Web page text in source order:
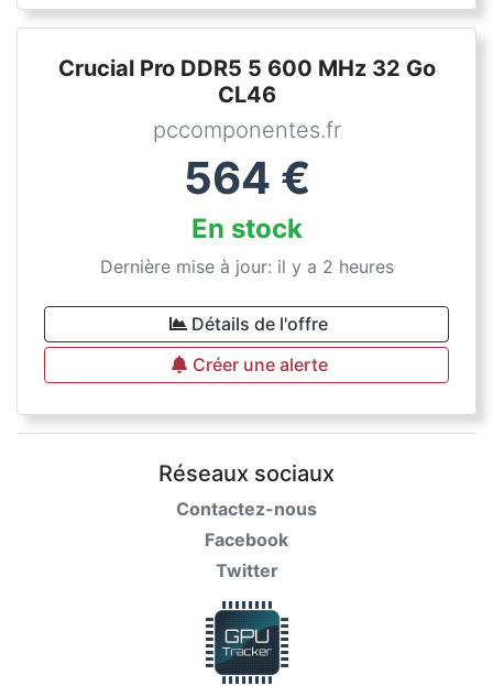
Crucial Pro DDR5 5 600 MHz 32 Go
CL46
pccomponentes.fr
564 €
En stock
Dernière mise à jour: il y a 2 heures
Détails de l'offre
Créer une alerte
Réseaux sociaux
Contactez-nous
Facebook
Twitter